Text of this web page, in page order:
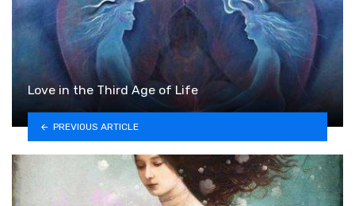
Love in the Third Age of Life
PREVIOUS ARTICLE